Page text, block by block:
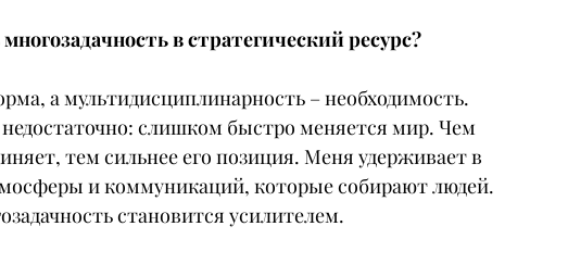
в стратегический ресурс?
а мультидисциплинарность – необходимость.
слишком быстро меняется мир. Чем
тем сильнее его позиция. Меня удерживает в
и коммуникаций, которые собирают людей.
становится усилителем.